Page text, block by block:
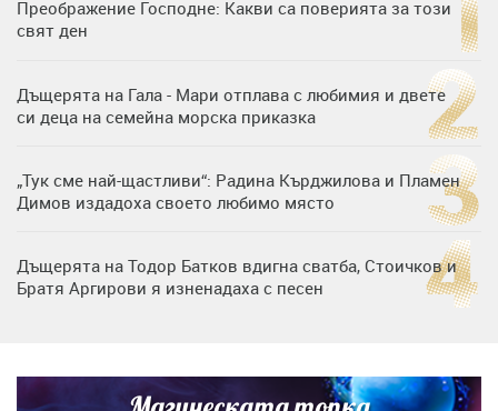
Преображение Господне: Какви са поверията за този
свят ден
Дъщерята на Гала - Мари отплава с любимия и двете
си деца на семейна морска приказка
„Тук сме най-щастливи“: Радина Кърджилова и Пламен
Димов издадоха своето любимо място
Дъщерята на Тодор Батков вдигна сватба, Стоичков и
Братя Аргирови я изненадаха с песен